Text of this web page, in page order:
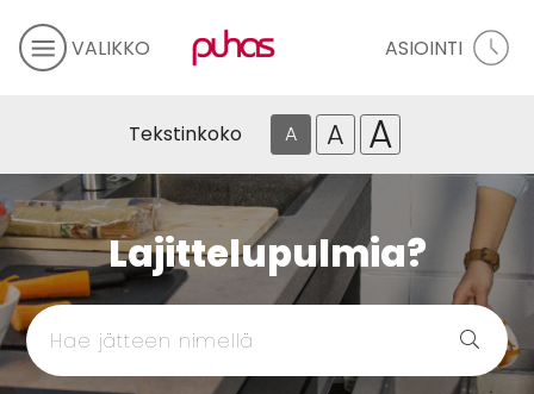
VALIKKO ASIOINTI
Tekstinkoko A A A
Lajittelupulmia?